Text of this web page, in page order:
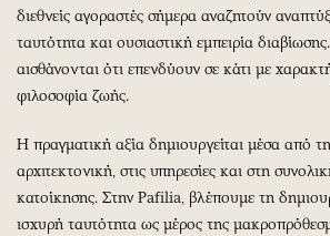
διεθνείς αγοραστές σήμερα αναζητούν
ταυτότητα και ουσιαστική εμπειρία
αισθάνονται ότι επενδύουν σε κάτι με
φιλοσοφία ζωής.
Η πραγματική αξία δημιουργείται μέσα από
αρχιτεκτονική, στις υπηρεσίες και στη
κατοίκησης. Στην Pafilia, βλέπουμε τη
ισχυρή ταυτότητα ως μέρος της